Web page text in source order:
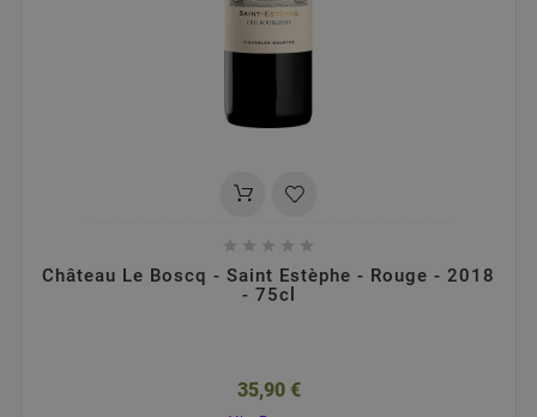
    
Château Le Boscq - Saint Estèphe - Rouge - 2018
- 75cl
35,90 €